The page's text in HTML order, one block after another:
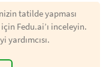
tatilde yapması
Fedu.ai’ı inceleyin.
yardımcısı.